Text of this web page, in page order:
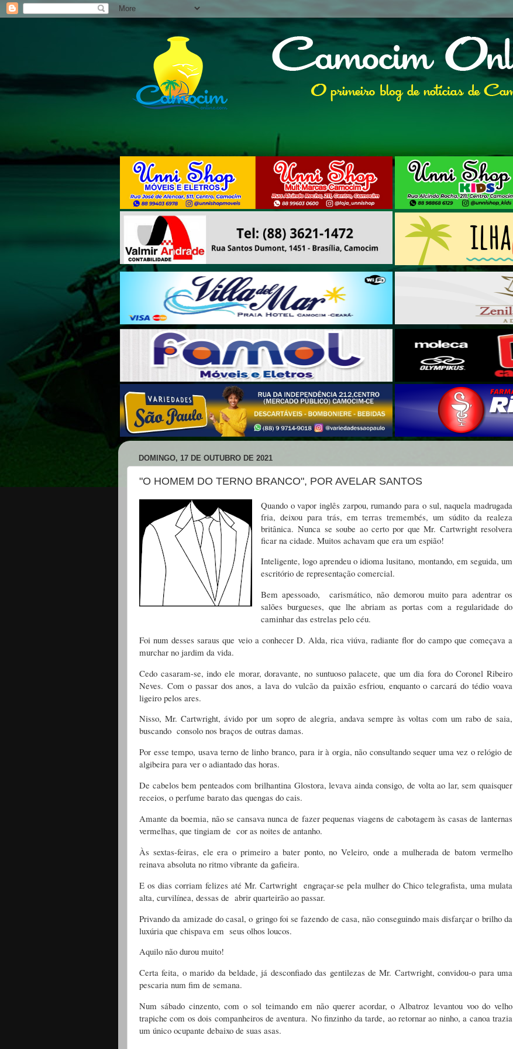
DOMINGO, 17 DE OUTUBRO DE 2021
"O HOMEM DO TERNO BRANCO", POR AVELAR SANTOS
Quando o vapor inglês zarpou, rumando para o sul, naquela madrugada
fria, deixou para trás, em terras tremembés, um súdito da realeza
britânica.Nunca se soube ao certo por que Mr. Cartwright resolvera
ficar na cidade. Muitos achavam que era um espião!
Inteligente, logo aprendeu o idioma lusitano, montando, em seguida, um
escritório de representação comercial.
Bem apessoado, carismático, não demorou muito para adentrar os
salões burgueses, que lhe abriam as portas com a regularidade do
caminhar das estrelas pelo céu.
Foi num desses saraus que veio a conhecer D. Alda, rica viúva, radiante flor do campo que começava a
murchar no jardim da vida.
Cedo casaram-se, indo ele morar, doravante, no suntuoso palacete, que um dia fora do Coronel Ribeiro
Neves. Com o passar dos anos, a lava do vulcão da paixão esfriou, enquanto o carcará do tédio voava
ligeiro pelos ares.
Nisso, Mr. Cartwright, ávido por um sopro de alegria, andava sempre às voltas com um rabo de saia,
buscando consolo nos braços de outras damas.
Por esse tempo, usava terno de linho branco, para ir à orgia, não consultando sequer uma vez o relógio de
algibeira para ver o adiantado das horas.
De cabelos bem penteados com brilhantina Glostora, levava ainda consigo, de volta ao lar, sem quaisquer
receios, o perfume barato das quengas do cais.
Amante da boemia, não se cansava nunca de fazer pequenas viagens de cabotagem às casas de lanternas
vermelhas, que tingiam de cor as noites de antanho.
Às sextas-feiras, ele era o primeiro a bater ponto, no Veleiro, onde a mulherada de batom vermelho
reinava absoluta no ritmo vibrante da gafieira.
E os dias corriam felizes até Mr. Cartwright engraçar-se pela mulher do Chico telegrafista, uma mulata
alta, curvilínea, dessas de abrir quarteirão ao passar.
Privando da amizade do casal, o gringo foi se fazendo de casa, não conseguindo mais disfarçar o brilho da
luxúria que chispava em seus olhos loucos.
Aquilo não durou muito!
Certa feita, o marido da beldade, já desconfiado das gentilezas de Mr. Cartwright, convidou-o para uma
pescaria num fim de semana.
Num sábado cinzento, com o sol teimando em não querer acordar, o Albatroz levantou voo do velho
trapiche com os dois companheiros de aventura. No finzinho da tarde, ao retornar ao ninho, a canoa trazia
um único ocupante debaixo de suas asas.